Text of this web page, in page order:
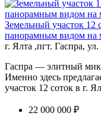
Земельный участок 12
панорамным видом на
г. Ялта ,пгт. Гаспра,
Гаспра — элитный
Именно здесь
участок 12 соток в г.
22 000 000 ₽